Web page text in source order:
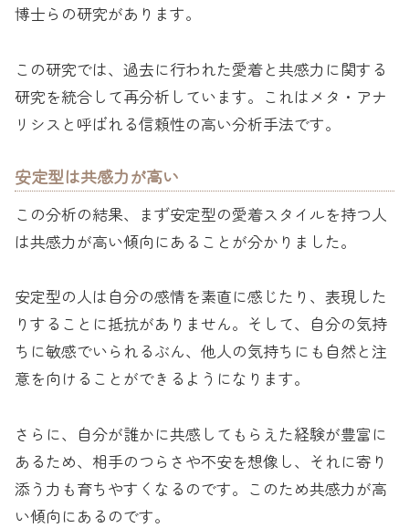
博士らの研究があります。
この研究では、過去に行われた愛着と共感力に関する
研究を統合して再分析しています。これはメタ・アナ
リシスと呼ばれる信頼性の高い分析手法です。
安定型は共感力が高い
この分析の結果、まず安定型の愛着スタイルを持つ人
は共感力が高い傾向にあることが分かりました。
安定型の人は自分の感情を素直に感じたり、表現した
りすることに抵抗がありません。そして、自分の気持
ちに敏感でいられるぶん、他人の気持ちにも自然と注
意を向けることができるようになります。
さらに、自分が誰かに共感してもらえた経験が豊富に
あるため、相手のつらさや不安を想像し、それに寄り
添う力も育ちやすくなるのです。このため共感力が高
い傾向にあるのです。